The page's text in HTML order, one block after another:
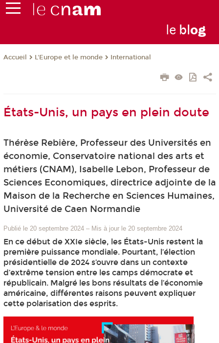
le blog
Accueil L'Europe et le monde International
États-Unis, un pays en plein doute
Thérèse Rebière, Professeur des Universités en
économie, Conservatoire national des arts et
métiers (CNAM), Isabelle Lebon, Professeur de
Sciences Economiques, directrice adjointe de la
Maison de la Recherche en Sciences Humaines,
Université de Caen Normandie
Publié le 20 septembre 2024 – Mis à jour le 20 septembre 2024
En ce début de XXIe siècle, les États-Unis restent la
première puissance mondiale. Pourtant, l’élection
présidentielle de 2024 s’ouvre dans un contexte
d’extrême tension entre les camps démocrate et
républicain. Malgré les bons résultats de l’économie
américaine, différentes raisons peuvent expliquer
cette polarisation des esprits.